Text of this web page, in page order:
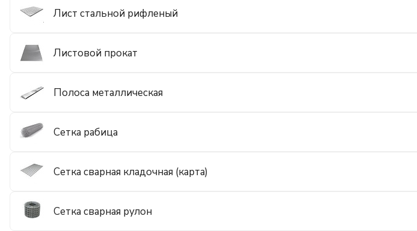
Лист стальной рифленый
Листовой прокат
Полоса металлическая
Сетка рабица
Сетка сварная кладочная (карта)
Сетка сварная рулон